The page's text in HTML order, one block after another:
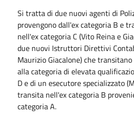
Si tratta di due nuovi agenti di
provengono dall'ex categoria B e
nell'ex categoria C (Vito Reina e
due nuovi Istruttori Direttivi
Maurizio Giacalone) che
alla categoria di elevata
D e di un esecutore specializzato
transita nell'ex categoria B
categoria A.